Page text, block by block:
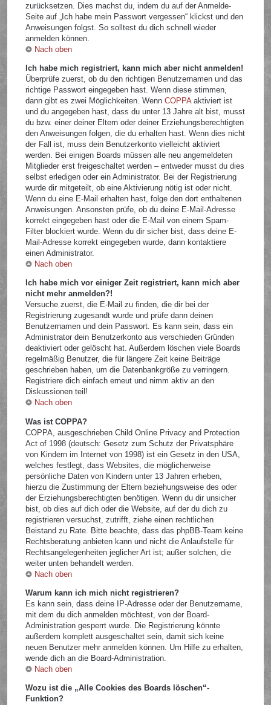
zurücksetzen. Dies machst du, indem du auf der Anmelde-
Seite auf „Ich habe mein Passwort vergessen“ klickst und den
Anweisungen folgst. So solltest du dich schnell wieder
anmelden können.
Nach oben
Ich habe mich registriert, kann mich aber nicht anmelden!
Überprüfe zuerst, ob du den richtigen Benutzernamen und das
richtige Passwort eingegeben hast. Wenn diese stimmen,
dann gibt es zwei Möglichkeiten. WennCOPPAaktiviert ist
und du angegeben hast, dass du unter 13 Jahre alt bist, musst
du bzw. einer deiner Eltern oder deiner Erziehungsberechtigten
den Anweisungen folgen, die du erhalten hast. Wenn dies nicht
der Fall ist, muss dein Benutzerkonto vielleicht aktiviert
werden. Bei einigen Boards müssen alle neu angemeldeten
Mitglieder erst freigeschaltet werden – entweder musst du dies
selbst erledigen oder ein Administrator. Bei der Registrierung
wurde dir mitgeteilt, ob eine Aktivierung nötig ist oder nicht.
Wenn du eine E-Mail erhalten hast, folge den dort enthaltenen
Anweisungen. Ansonsten prüfe, ob du deine E-Mail-Adresse
korrekt eingegeben hast oder die E-Mail von einem Spam-
Filter blockiert wurde. Wenn du dir sicher bist, dass deine E-
Mail-Adresse korrekt eingegeben wurde, dann kontaktiere
einen Administrator.
Nach oben
Ich habe mich vor einiger Zeit registriert, kann mich aber
nicht mehr anmelden?!
Versuche zuerst, die E-Mail zu finden, die dir bei der
Registrierung zugesandt wurde und prüfe dann deinen
Benutzernamen und dein Passwort. Es kann sein, dass ein
Administrator dein Benutzerkonto aus verschieden Gründen
deaktiviert oder gelöscht hat. Außerdem löschen viele Boards
regelmäßig Benutzer, die für längere Zeit keine Beiträge
geschrieben haben, um die Datenbankgröße zu verringern.
Registriere dich einfach erneut und nimm aktiv an den
Diskussionen teil!
Nach oben
Was ist COPPA?
COPPA, ausgeschrieben Child Online Privacy and Protection
Act of 1998 (deutsch: Gesetz zum Schutz der Privatsphäre
von Kindern im Internet von 1998) ist ein Gesetz in den USA,
welches festlegt, dass Websites, die möglicherweise
persönliche Daten von Kindern unter 13 Jahren erheben,
hierzu die Zustimmung der Eltern beziehungsweise des oder
der Erziehungsberechtigten benötigen. Wenn du dir unsicher
bist, ob dies auf dich oder die Website, auf der du dich zu
registrieren versuchst, zutrifft, ziehe einen rechtlichen
Beistand zu Rate. Bitte beachte, dass das phpBB-Team keine
Rechtsberatung anbieten kann und nicht die Anlaufstelle für
Rechtsangelegenheiten jeglicher Art ist; außer solchen, die
weiter unten behandelt werden.
Nach oben
Warum kann ich mich nicht registrieren?
Es kann sein, dass deine IP-Adresse oder der Benutzername,
mit dem du dich anmelden möchtest, von der Board-
Administration gesperrt wurde. Die Registrierung könnte
außerdem komplett ausgeschaltet sein, damit sich keine
neuen Benutzer mehr anmelden können. Um Hilfe zu erhalten,
wende dich an die Board-Administration.
Nach oben
Wozu ist die „Alle Cookies des Boards löschen“-
Funktion?